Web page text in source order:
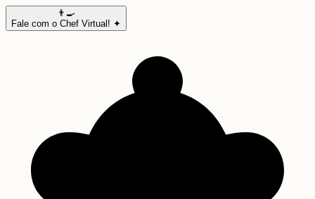
👨‍🍳
Fale com o Chef Virtual! ✦